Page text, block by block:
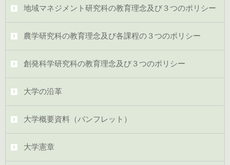
地域マネジメント研究科の教育理念及び３つのポリシー
農学研究科の教育理念及び各課程の３つのポリシー
創発科学研究科の教育理念及び３つのポリシー
大学の沿革
大学概要資料（パンフレット）
大学憲章